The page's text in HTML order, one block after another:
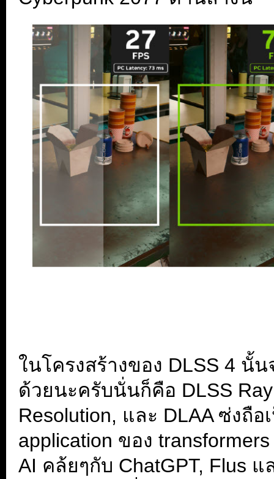
ในโครงสร้างของ DLSS 4 นั้
ด้วยนะครับนั่นก็คือ DLSS
Resolution, และ DLAA ซ่งถื
application ของ
AI คล้ยๆกับ ChatGPT, Flus